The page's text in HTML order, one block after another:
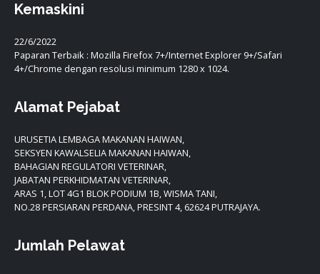
Kemaskini
22/6/2022
Paparan Terbaik : Mozilla Firefox 7+/Internet Explorer 9+/Safari
4+/Chrome dengan resolusi minimum 1280 x 1024.
Alamat Pejabat
URUSETIA LEMBAGA MAKANAN HAIWAN,
SEKSYEN KAWALSELIA MAKANAN HAIWAN,
BAHAGIAN REGULATORI VETERINAR,
JABATAN PERKHIDMATAN VETERINAR,
ARAS 1, LOT 4G1 BLOK PODIUM 1B, WISMA TANI,
NO.28 PERSIARAN PERDANA, PRESINT 4, 62624 PUTRAJAYA.
Jumlah Pelawat